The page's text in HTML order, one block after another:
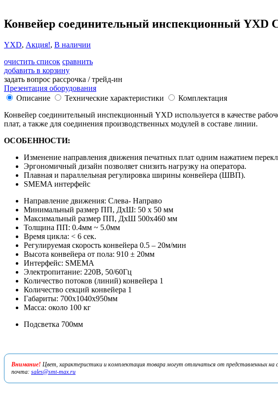
Конвейер соединительный инспекционный YXD
YXD, Акция!, В наличии
очистить список сравнить
добавить в корзину
задать вопрос рассрочка / трейд-ин
Презентация оборудования
Описание
Технические характеристики
Комплектация
Конвейер соединительный инспекционный YXD используется в качестве
плат, а также для соединения производственных модулей в составе линии.
ОСОБЕННОСТИ:
Изменение направления движения печатных плат одним нажатием
Эргономичный дизайн позволяет снизить нагрузку на оператора.
Плавная и параллельная регулировка ширины конвейера (ШВП).
SMEMA интерфейс
Направление движения: Слева- Направо
Минимальный размер ПП, ДхШ: 50 х 50 мм
Максимальный размер ПП, ДхШ 500х460 мм
Толщина ПП: 0.4мм ~ 5.0мм
Время цикла: < 6 сек.
Регулируемая скорость конвейера 0.5 – 20м/мин
Высота конвейера от пола: 910 ± 20мм
Интерфейс: SMEMA
Электропитание: 220В, 50/60Гц
Количество потоков (линий) конвейера 1
Количество секций конвейера 1
Габариты: 700х1040х950мм
Масса: около 100 кг
Подсветка 700мм
Внимание! Цвет, характеристики и комплектация товара могут отличаться от представленных на
почта: sales@smt-max.ru